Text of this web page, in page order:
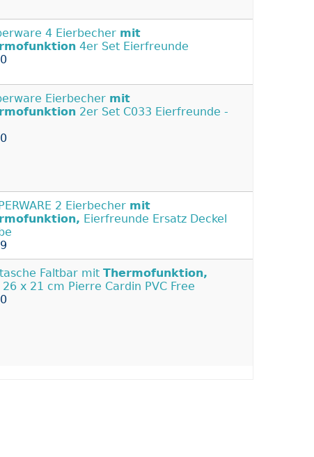
4 Eierbecher mit
4er Set Eierfreunde
Eierbecher mit
2er Set C033 Eierfreunde -
2 Eierbecher mit
Eierfreunde Ersatz Deckel
Faltbar mit Thermofunktion,
26 x 21 cm Pierre Cardin PVC Free